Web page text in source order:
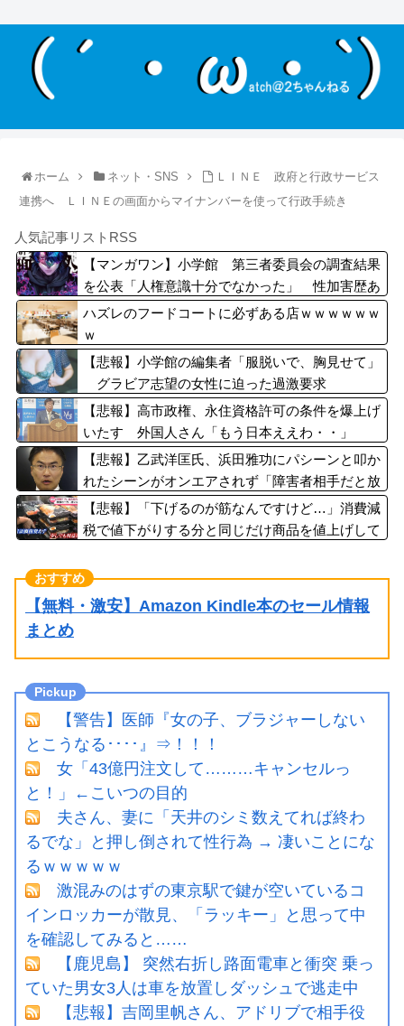
ホーム ネット・SNS
ＬＩＮＥ 政府と行政サービス
連携へ ＬＩＮＥの画面からマイナンバーを使って行政手続き
人気記事リストRSS
【マンガワン】小学館 第三者委員会の調査結果
を公表「人権意識十分でなかった」 性加害歴あ
る漫画家を別名義で起用
ハズレのフードコートに必ずある店ｗｗｗｗｗｗ
ｗ
【悲報】小学館の編集者「服脱いで、胸見せて」
グラビア志望の女性に迫った過激要求
【悲報】高市政権、永住資格許可の条件を爆上げ
いたす 外国人さん「もう日本ええわ・・」
【悲報】乙武洋匡氏、浜田雅功にパシーンと叩か
れたシーンがオンエアされず「障害者相手だと放
送されなくなる。俺、逆差別だと思って」
【悲報】「下げるのが筋なんですけど…」消費減
税で値下がりする分と同じだけ商品を値上げして
【無料・激安】Amazon Kindle本のセール情報
まとめ
【警告】医師『女の子、ブラジャーしない
とこうなる････』⇒！！！
女「43億円注文して………キャンセルっ
と！」←こいつの目的
夫さん、妻に「天井のシミ数えてれば終わ
るでな」と押し倒されて性行為 → 凄いことにな
るｗｗｗｗｗ
激混みのはずの東京駅で鍵が空いているコ
インロッカーが散見、「ラッキー」と思って中
を確認してみると……
【鹿児島】 突然右折し路面電車と衝突 乗っ
ていた男女3人は車を放置しダッシュで逃走中
【悲報】吉岡里帆さん、アドリブで相手役